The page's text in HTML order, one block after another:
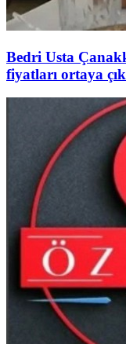
Bedri Usta
fiyatları ortaya